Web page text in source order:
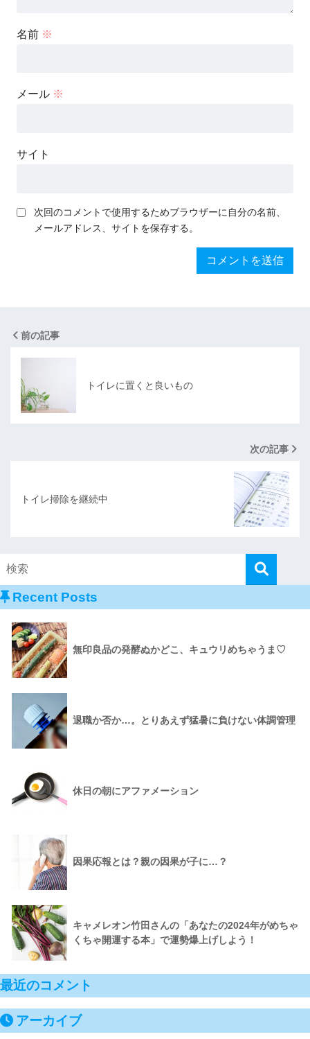
名前 ※
メール ※
サイト
次回のコメントで使用するためブラウザーに自分の名前、
メールアドレス、サイトを保存する。
前の記事
トイレに置くと良いもの
次の記事
トイレ掃除を継続中
Recent Posts
無印良品の発酵ぬかどこ、キュウリめちゃうま♡
退職か否か…。とりあえず猛暑に負けない体調管理
休日の朝にアファメーション
因果応報とは？親の因果が子に…？
キャメレオン竹田さんの「あなたの2024年がめちゃ
くちゃ開運する本」で運勢爆上げしよう！
最近のコメント
アーカイブ